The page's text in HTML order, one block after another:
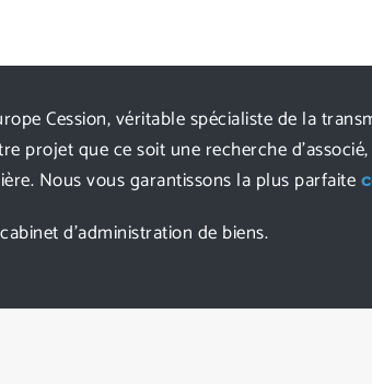
Cession, véritable spécialiste de la
projet que ce soit une recherche
Nous vous garantissons la plus parfaite
d’administration de biens.